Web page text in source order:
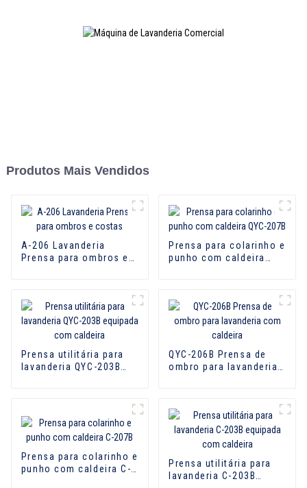
Produtos Mais Vendidos
A-206 Lavanderia
Prensa para ombros e
Prensa para colarinho e
punho com caldeira
Prensa utilitária para
lavanderia QYC-203B
QYC-206B Prensa de
ombro para lavanderia
Prensa para colarinho e
punho com caldeira C-
Prensa utilitária para
lavanderia C-203B